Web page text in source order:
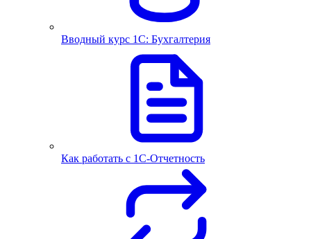
Вводный курс 1С: Бухгалтерия
Как работать с 1С‑Отчетность